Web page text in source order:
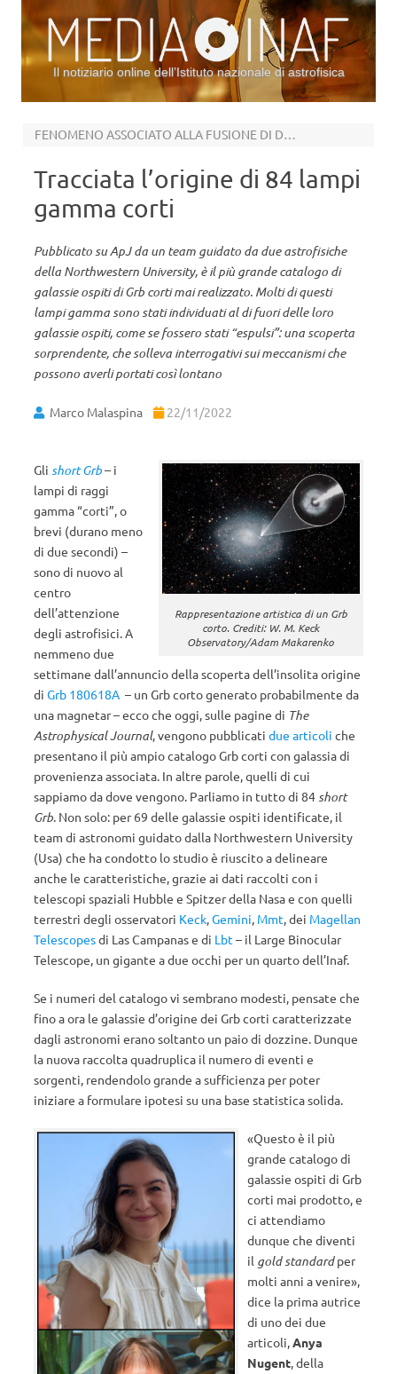
Il notiziario online dell’Istituto nazionale di astrofisica
FENOMENO ASSOCIATO ALLA FUSIONE DI DUE STELLE DI NEUTRONI
Tracciata l’origine di 84 lampi
gamma corti
Pubblicato su ApJ da un team guidato da due astrofisiche
della Northwestern University, è il più grande catalogo di
galassie ospiti di Grb corti mai realizzato. Molti di questi
lampi gamma sono stati individuati al di fuori delle loro
galassie ospiti, come se fossero stati “espulsi”: una scoperta
sorprendente, che solleva interrogativi sui meccanismi che
possono averli portati così lontano
Marco Malaspina 22/11/2022
Rappresentazione artistica di un Grb
corto. Crediti: W. M. Keck
Observatory/Adam Makarenko
Gli short Grb– i
lampi di raggi
gamma “corti”, o
brevi (durano meno
di due secondi) –
sono di nuovo al
centro
dell’attenzione
degli astrofisici. A
nemmeno due
settimane dall’annuncio della scoperta dell’insolita origine
di Grb 180618A – un Grb corto generato probabilmente da
una magnetar – ecco che oggi, sulle pagine di The
Astrophysical Journal, vengono pubblicati due articoli che
presentano il più ampio catalogo Grb corti con galassia di
provenienza associata. In altre parole, quelli di cui
sappiamo da dove vengono. Parliamo in tutto di 84short
Grb. Non solo: per 69 delle galassie ospiti identificate, il
team di astronomi guidato dalla Northwestern University
(Usa) che ha condotto lo studio è riuscito a delineare
anche le caratteristiche, grazie ai dati raccolti con i
telescopi spaziali Hubble e Spitzer della Nasa e con quelli
terrestri degli osservatori Keck,Gemini, Mmt, dei Magellan
Telescopesdi Las Campanas e di Lbt – il Large Binocular
Telescope, un gigante a due occhi per un quarto dell’Inaf.
Se i numeri del catalogo vi sembrano modesti, pensate che
fino a ora le galassie d’origine dei Grb corti caratterizzate
dagli astronomi erano soltanto un paio di dozzine. Dunque
la nuova raccolta quadruplica il numero di eventi e
sorgenti, rendendolo grande a sufficienza per poter
iniziare a formulare ipotesi su una base statistica solida.
«Questo è il più
grande catalogo di
galassie ospiti di Grb
corti mai prodotto, e
ci attendiamo
dunque che diventi
il gold standardper
molti anni a venire»,
dice la prima autrice
di uno dei due
articoli,Anya
Nugent, della